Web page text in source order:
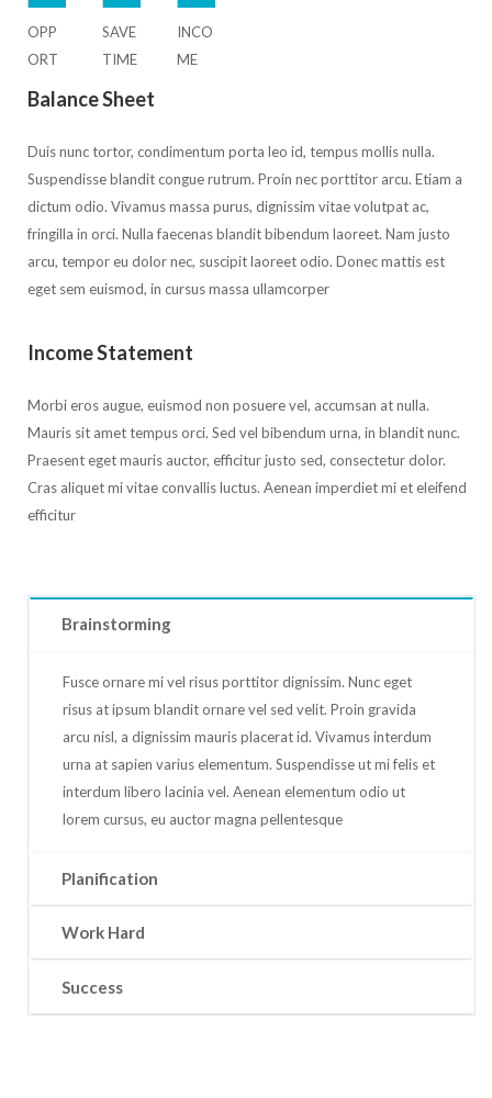
OPP
ORT
SAVE
TIME
INCO
ME
Balance Sheet
Duis nunc tortor, condimentum porta leo id, tempus mollis nulla.
Suspendisse blandit congue rutrum. Proin nec porttitor arcu. Etiam a
dictum odio. Vivamus massa purus, dignissim vitae volutpat ac,
fringilla in orci. Nulla faecenas blandit bibendum laoreet. Nam justo
arcu, tempor eu dolor nec, suscipit laoreet odio. Donec mattis est
eget sem euismod, in cursus massa ullamcorper
Income Statement
Morbi eros augue, euismod non posuere vel, accumsan at nulla.
Mauris sit amet tempus orci. Sed vel bibendum urna, in blandit nunc.
Praesent eget mauris auctor, efficitur justo sed, consectetur dolor.
Cras aliquet mi vitae convallis luctus. Aenean imperdiet mi et eleifend
efficitur
Brainstorming
Fusce ornare mi vel risus porttitor dignissim. Nunc eget
risus at ipsum blandit ornare vel sed velit. Proin gravida
arcu nisl, a dignissim mauris placerat id. Vivamus interdum
urna at sapien varius elementum. Suspendisse ut mi felis et
interdum libero lacinia vel. Aenean elementum odio ut
lorem cursus, eu auctor magna pellentesque
Planification
Work Hard
Success